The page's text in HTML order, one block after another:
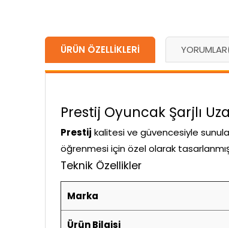
ÜRÜN ÖZELLIKLERI YORUMLAR
Prestij Oyuncak Şarjlı
Prestij kalitesi ve güvencesiyle
öğrenmesi için özel olarak
Teknik Özellikler
Marka
Ürün Bilgisi